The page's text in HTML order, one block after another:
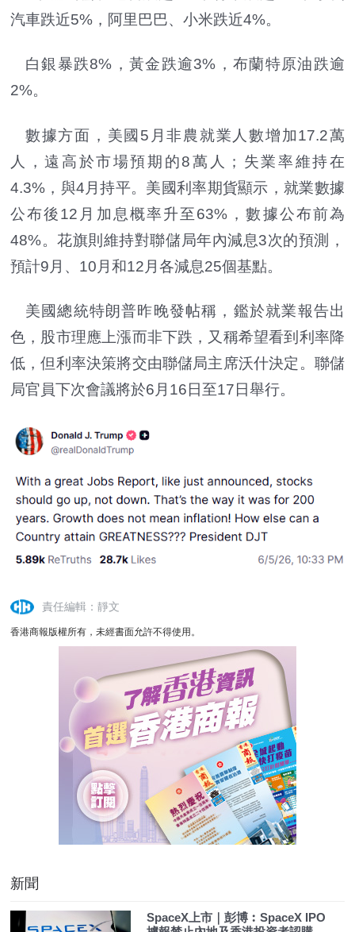
汽車跌近5%，阿里巴巴、小米跌近4%。
白銀暴跌8%，黃金跌逾3%，布蘭特原油跌逾
2%。
數據方面，美國5月非農就業人數增加17.2萬
人，遠高於市場預期的8萬人；失業率維持在
4.3%，與4月持平。美國利率期貨顯示，就業數據
公布後12月加息概率升至63%，數據公布前為
48%。花旗則維持對聯儲局年內減息3次的預測，
預計9月、10月和12月各減息25個基點。
美國總統特朗普昨晚發帖稱，鑑於就業報告出
色，股市理應上漲而非下跌，又稱希望看到利率降
低，但利率決策將交由聯儲局主席沃什決定。聯儲
局官員下次會議將於6月16日至17日舉行。
責任編輯：靜文
香港商報版權所有，未經書面允許不得使用。
新聞
SpaceX上市｜彭博︰SpaceX IPO